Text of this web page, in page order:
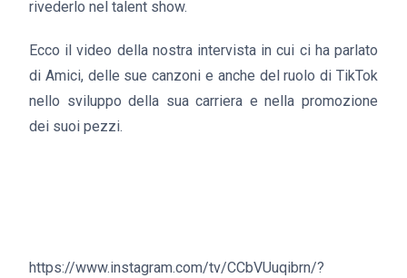
rivederlo nel talent show.
Ecco il video della nostra intervista in cui ci ha parlato
di Amici, delle sue canzoni e anche del ruolo di TikTok
nello sviluppo della sua carriera e nella promozione
dei suoi pezzi.
https://www.instagram.com/tv/CCbVUuqibrn/?